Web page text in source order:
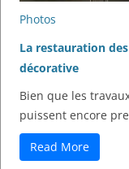
Photos
La restauration
décorative
Bien que les
puissent encore
Read More